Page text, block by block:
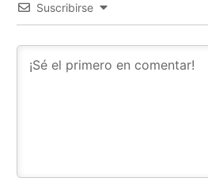
Suscribirse